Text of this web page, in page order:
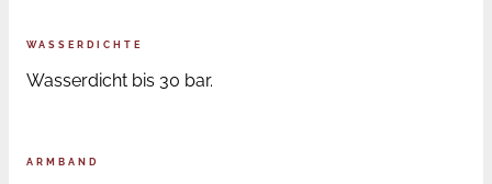
WASSERDICHTE
Wasserdicht bis 30 bar.
ARMBAND